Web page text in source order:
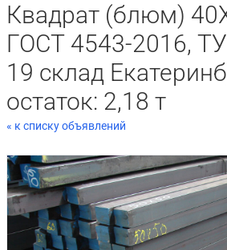
Квадрат (блюм)
ГОСТ 4543-2016,
19 склад
остаток: 2,18 т
« к списку объявлений